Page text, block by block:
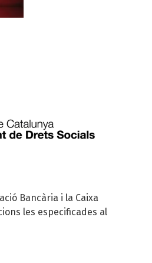
Bancària i la Caixa
les especificades al